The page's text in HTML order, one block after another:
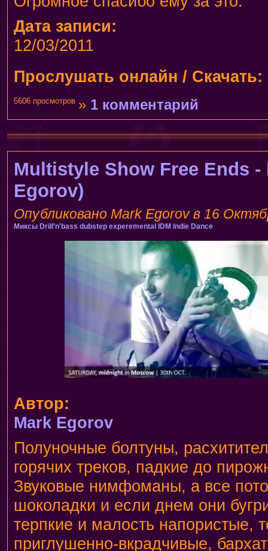
Дата записи:
12/03/2011
Прослушать онлайн / Скачать:
» 1 комментарий
5606 просмотров
Multistyle Show Free Ends -
Egorov)
Опубликовано Mark Egorov в 16
Миксы Drill'n'bass dubstep experemental IDM Indie Dance
Автор:
Mark Egorov
Полуночные болтуны,
горячих треков, падкие до
Звуковые нимфоманы, а все
шоколадки и если днем они
терпкие и малость напористые,
приглушенно-вкрадчивые,